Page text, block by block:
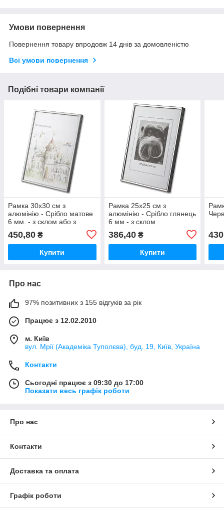
Умови повернення
Повернення товару впродовж 14 днів за домовленістю
Всі умови повернення
Подібні товари компанії
Рамка 30x30 см з
алюмінію - Срібло матове
6 мм. - з склом або з
450,80 ₴
Купити
Рамка 25x25 см з
алюмінію - Срібло глянець
6 мм - з склом
386,40₴
Купити
Про нас
97% позитивних з 155 відгуків за рік
Працює з 12.02.2010
м. Київ
вул. Мрії (Академіка Туполєва), буд. 19, Київ, Україна
Контакти
Сьогодні працює з 09:30 до 17:00
Показати весь графік роботи
Про нас
Контакти
Доставка та оплата
Графік роботи